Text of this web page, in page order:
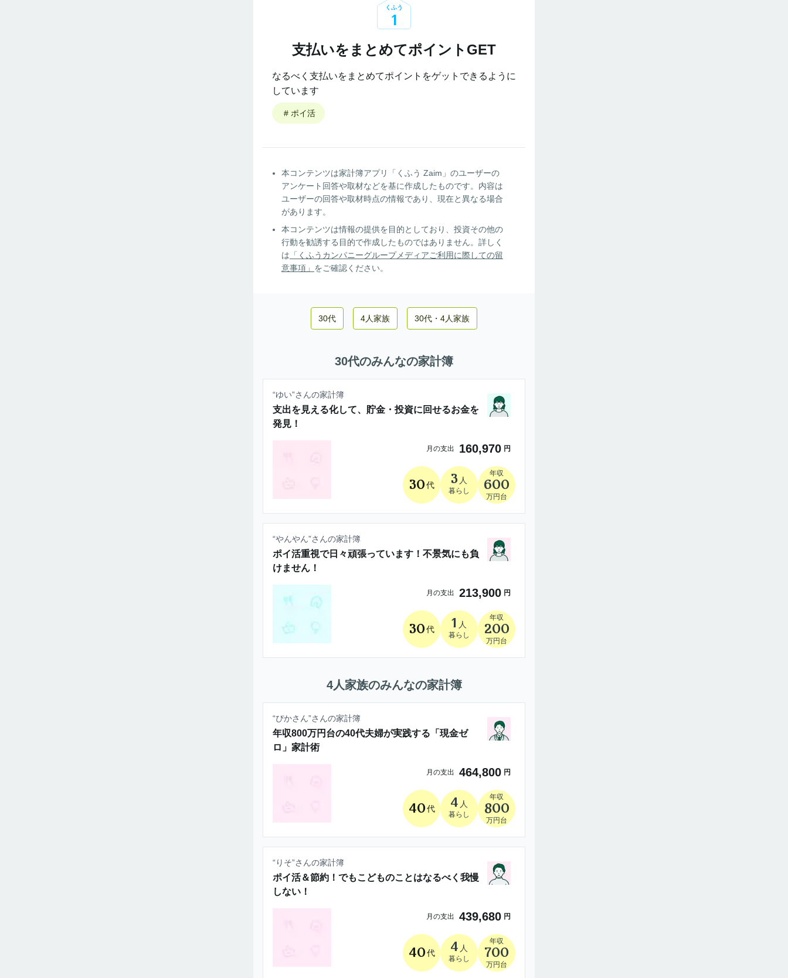
くふう
1
支払いをまとめてポイントGET
なるべく支払いをまとめてポイントをゲットできるように
しています
# ポイ活
本コンテンツは家計簿アプリ「くふう Zaim」のユーザーの
アンケート回答や取材などを基に作成したものです。内容は
ユーザーの回答や取材時点の情報であり、現在と異なる場合
があります。
本コンテンツは情報の提供を目的としており、投資その他の
行動を勧誘する目的で作成したものではありません。詳しく
は 「くふうカンパニーグループメディアご利用に際しての留
意事項」 をご確認ください。
30代 4人家族 30代 ・ 4人家族
30代のみんなの家計簿
“ゆい”さんの家計簿
支出を見える化して、貯金・投資に回せるお金を
発見！
月の支出 160,970 円
30代 3 人
暮らし
年収
600
万円台
“やんやん”さんの家計簿
ポイ活重視で日々頑張っています！不景気にも負
けません！
月の支出 213,900 円
30代 1 人
暮らし
年収
200
万円台
4人家族のみんなの家計簿
“ぴかさん”さんの家計簿
年収800万円台の40代夫婦が実践する「現金ゼ
ロ」家計術
月の支出 464,800 円
40代 4 人
暮らし
年収
800
万円台
“ りそ”さんの家計簿
ポイ活＆節約！でもこどものことはなるべく我慢
しない！
月の支出 439,680 円
40代 4 人
暮らし
年収
700
万円台